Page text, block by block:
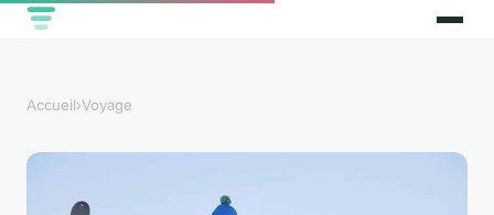
Accueil›Voyage